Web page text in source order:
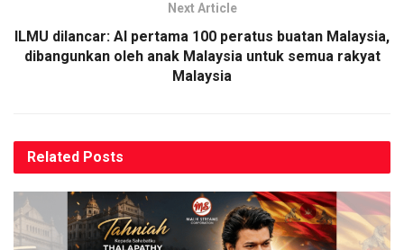
Next Article
ILMU dilancar: AI pertama 100 peratus buatan Malaysia,
dibangunkan oleh anak Malaysia untuk semua rakyat
Malaysia
Related Posts